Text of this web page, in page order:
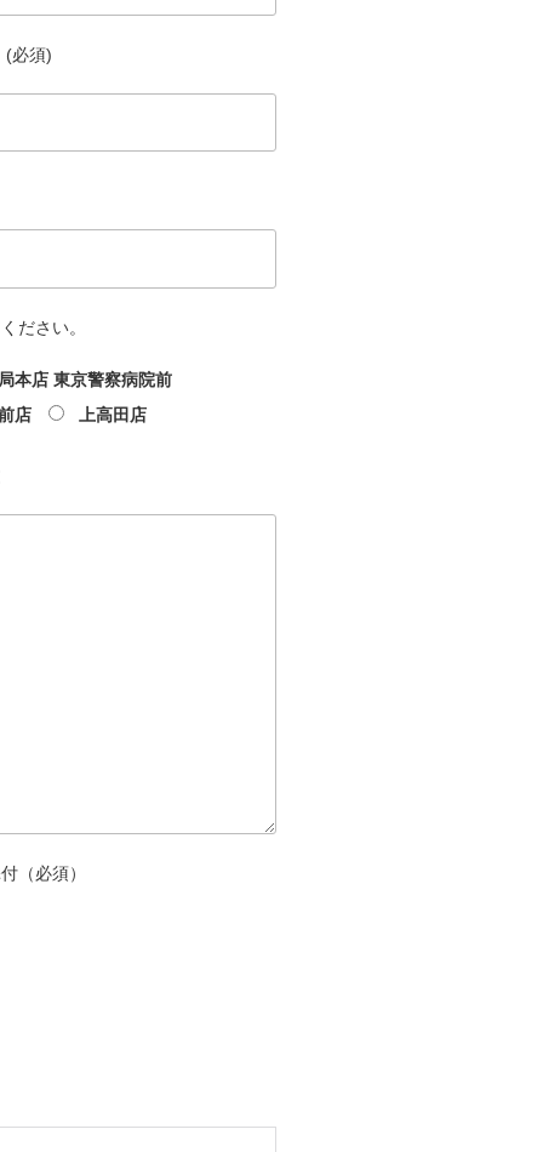
(必須)
ださい。
本店 東京警察病院前
店
上高田店
（必須）